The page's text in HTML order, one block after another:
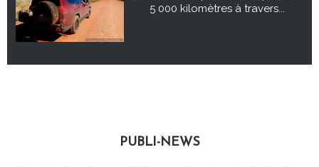
5 000 kilomètres à travers...
PUBLI-NEWS